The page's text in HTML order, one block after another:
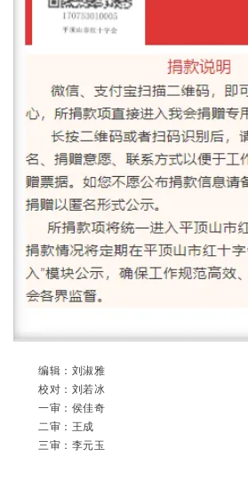
编辑：刘淑雅
校对：刘若冰
一审：侯佳奇
二审：王成
三审：李元玉